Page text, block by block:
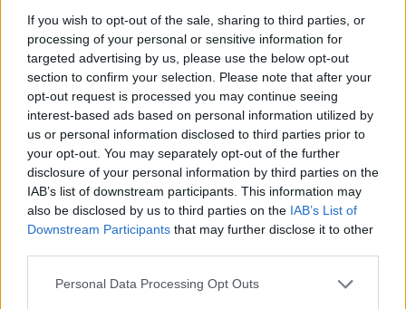
If you wish to opt-out of the sale, sharing to third parties, or
processing of your personal or sensitive information for
targeted advertising by us, please use the below opt-out
section to confirm your selection. Please note that after your
opt-out request is processed you may continue seeing
interest-based ads based on personal information utilized by
us or personal information disclosed to third parties prior to
your opt-out. You may separately opt-out of the further
disclosure of your personal information by third parties on the
IAB’s list of downstream participants. This information may
also be disclosed by us to third parties on the IAB’s List of
Downstream Participants that may further disclose it to other
Personal Data Processing Opt Outs
κυβέρνηση του Λιβάνου να αναστείλει την
πληρωμή μιας ληξιπρόθεσμης οφειλής στις 9
Μαρτίου”, δήλωσε ο πρωθυπουργός Χασάν Ντιάμπ
σε ομιλία του που μεταδόθηκε ζωντανά από τα
τοπικά τηλεοπτικά δίκτυα.
“Είναι ο μόνος τρόπος για να σταματήσει η
αιμορραγία, με την έναρξη ενός μεγάλου
προγράμματος αναγκαίων μεταρρυθμίσεων”
συμπεριλαμβανομένης της “μείωσης των
δημόσιων δαπανών”, πρόσθεσε.